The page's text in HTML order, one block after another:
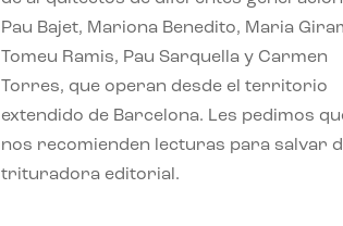
Pau Bajet, Mariona Benedito, Maria
Tomeu Ramis, Pau Sarquella y Carmen
Torres, que operan desde el territorio
extendido de Barcelona. Les pedimos
nos recomienden lecturas para salvar
trituradora editorial.